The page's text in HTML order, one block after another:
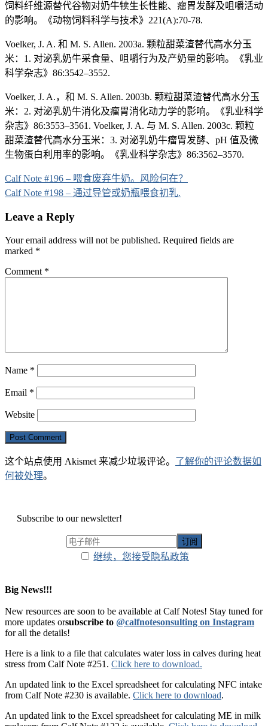
饲料纤维源替代谷物对奶牛犊生长性能、瘤胃发酵及咀嚼活动
的影响。《动物饲料科学与技术》221(A):70-78.
Voelker, J. A. 和 M. S. Allen. 2003a. 颗粒甜菜渣替代高水分玉
米：1. 对泌乳奶牛采食量、咀嚼行为及产奶量的影响。《乳业
科学杂志》86:3542–3552.
Voelker, J. A.，和 M. S. Allen. 2003b. 颗粒甜菜渣替代高水分玉
米：2. 对泌乳奶牛消化及瘤胃消化动力学的影响。《乳业科学
杂志》86:3553–3561. Voelker, J. A. 与 M. S. Allen. 2003c. 颗粒
甜菜渣替代高水分玉米：3. 对泌乳奶牛瘤胃发酵、pH 值及微
生物蛋白利用率的影响。《乳业科学杂志》86:3562–3570.
Post
navigation
Calf Note #196 – 喂食废弃牛奶。风险何在？
Calf Note #198 – 通过导管或奶瓶喂食初乳.
Leave a Reply
Your email address will not be published. Required fields are
marked *
Comment *
Name *
Email *
Website
这个站点使用 Akismet 来减少垃圾评论。 了解你的评论数据如
何被处理。
Subscribe to our newsletter!
继续，您接受隐私政策
Big News!!!
New resources are soon to be available at Calf Notes! Stay tuned for
more updates orsubscribe to @calfnotesonsulting on Instagram
for all the details!
Here is a link to a file that calculates water loss in calves during heat
stress from Calf Note #251. Click here to download.
An updated link to the Excel spreadsheet for calculating NFC intake
from Calf Note #230 is available. Click here to download.
An updated link to the Excel spreadsheet for calculating ME in milk